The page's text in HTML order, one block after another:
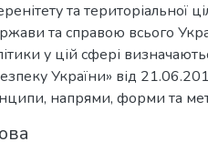
та територіальної
та справою всього
у цій сфері
України» від
напрями, форми та